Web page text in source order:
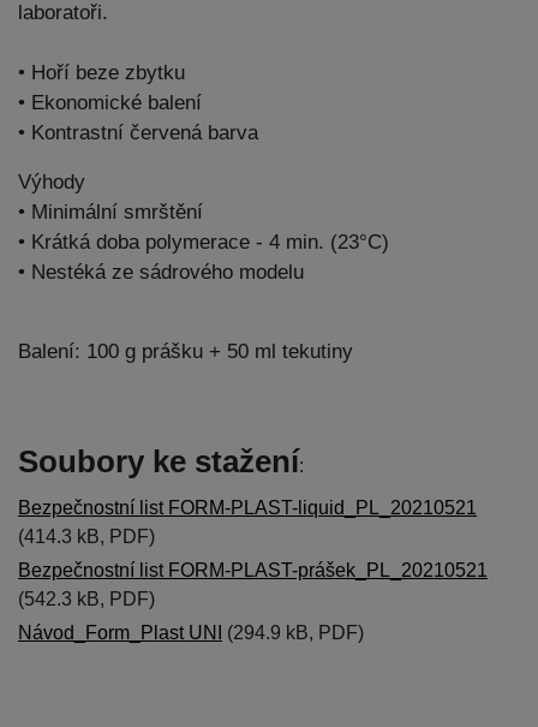
laboratoři.
• Hoří beze zbytku
• Ekonomické balení
• Kontrastní červená barva
Výhody
• Minimální smrštění
• Krátká doba polymerace - 4 min. (23°C)
• Nestéká ze sádrového modelu
Balení: 100 g prášku + 50 ml tekutiny
Soubory ke stažení:
Bezpečnostní list FORM-PLAST-liquid_PL_20210521
(414.3 kB, PDF)
Bezpečnostní list FORM-PLAST-prášek_PL_20210521
(542.3 kB, PDF)
Návod_Form_Plast UNI
(294.9 kB, PDF)